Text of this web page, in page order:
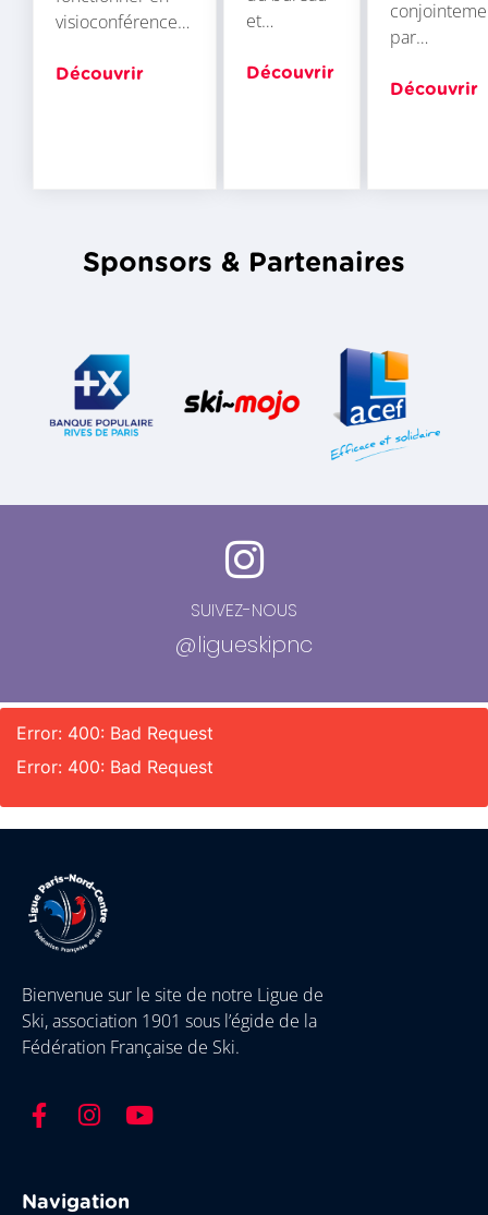
visioconférence…
Découvrir
et…
Découvrir
par…
Découvrir
Sponsors & Partenaires
SUIVEZ-NOUS
@ligueskipnc
Error: 400: Bad Request
Error: 400: Bad Request
Bienvenue sur le site de notre Ligue de
Ski, association 1901 sous l’égide de la
Fédération Française de Ski.
Navigation